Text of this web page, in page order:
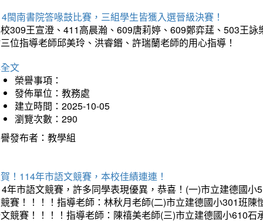
閩南書院答喙鼓比賽，三組學生皆獲入選晉級決賽！
309王宣澄、411高晨瀚、609唐莉婷、609鄭弈莛、503王
位指導老師邱美玲、洪睿鍲、許瑞蘭老師的用心指導！
文
榮譽事項：
發佈單位：教務處
建立時間：2025-10-05
瀏覽次數：290
發布者：教學組
！114年市語文競賽，本校佳績連連！
年市語文競賽，許多同學表現優異，恭喜！(一)市立建德國
賽！！！！指導老師：林秋月老師(二)市立建德國小301班
競賽！！！！指導老師：陳禧美老師(三)市立建德國小610